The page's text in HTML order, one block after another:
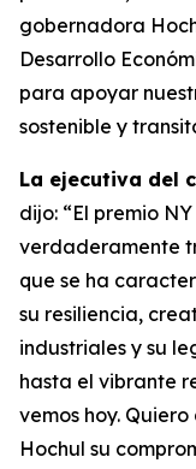
gobernadora
Desarrollo
para apoyar
sostenible y
La ejecutiva del
dijo: “El premio
verdaderamente
que se ha
su resiliencia,
industriales y su
hasta el vibrante
vemos hoy.
Hochul su